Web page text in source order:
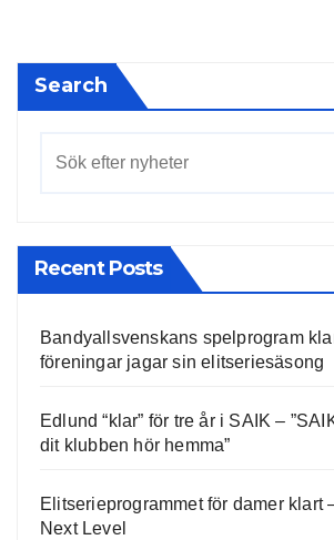
Search
Recent Posts
Bandyallsvenskans spelprogram
föreningar jagar sin elitseriesäsong
Edlund “klar” för tre år i SAIK –
dit klubben hör hemma”
Elitserieprogrammet för damer klart
Next Level